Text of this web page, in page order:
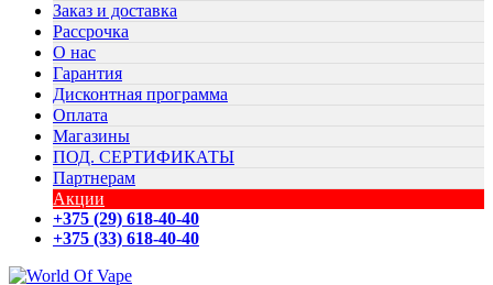
Заказ и доставка
Рассрочка
О нас
Гарантия
Дисконтная программа
Оплата
Магазины
ПОД. СЕРТИФИКАТЫ
Партнерам
Акции
+375 (29) 618-40-40
+375 (33) 618-40-40